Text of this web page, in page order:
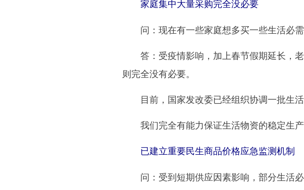
家庭集中大量采购完全没必要
问：现在有一些家庭想多买一些生活必需
答：受疫情影响，加上春节假期延长，老
则完全没有必要。
目前，国家发改委已经组织协调一批生活
我们完全有能力保证生活物资的稳定生产
已建立重要民生商品价格应急监测机制
问：受到短期供应因素影响，部分生活必